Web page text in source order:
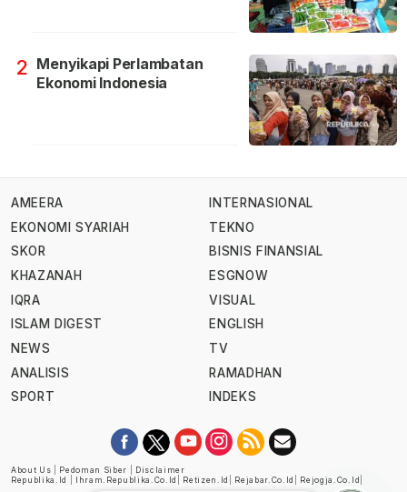
2 Menyikapi Perlambatan
Ekonomi Indonesia
AMEERA
EKONOMI SYARIAH
SKOR
KHAZANAH
IQRA
ISLAM DIGEST
NEWS
ANALISIS
SPORT
INTERNASIONAL
TEKNO
BISNIS FINANSIAL
ESGNOW
VISUAL
ENGLISH
TV
RAMADHAN
INDEKS
About Us Pedoman Siber
Disclaimer
Republika.id
Ihram.republika.co.id Retizen.id Rejabar.co.id Rejogja.co.id